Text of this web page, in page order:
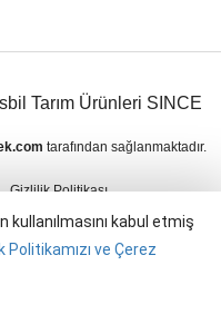
kabul etmiş
Politikamızı ve Çerez
Tarım Ürünleri SINCE
tarafından sağlanmaktadır.
Gizlilik Politikası